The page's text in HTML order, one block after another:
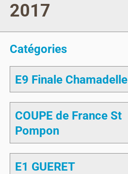
2017
Catégories
E9 Finale Chamadelle
COUPE de France St
Pompon
E1 GUERET